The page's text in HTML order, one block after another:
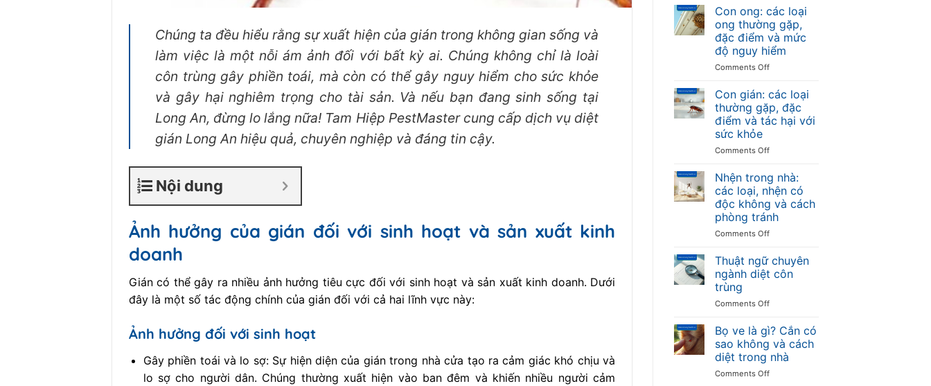
Chúng ta đều hiểu rằng sự xuất hiện của gián trong không gian sống và
làm việc là một nỗi ám ảnh đối với bất kỳ ai. Chúng không chỉ là loài
côn trùng gây phiền toái, mà còn có thể gây nguy hiểm cho sức khỏe
và gây hại nghiêm trọng cho tài sản. Và nếu bạn đang sinh sống tại
Long An, đừng lo lắng nữa! Tam Hiệp PestMaster cung cấp dịch vụ diệt
gián Long An hiệu quả, chuyên nghiệp và đáng tin cậy.
Nội dung
Ảnh hưởng của gián đối với sinh hoạt và sản xuất kinh
doanh
Gián có thể gây ra nhiều ảnh hưởng tiêu cực đối với sinh hoạt và sản xuất kinh doanh. Dưới
đây là một số tác động chính của gián đối với cả hai lĩnh vực này:
Ảnh hưởng đối với sinh hoạt
Gây phiền toái và lo sợ: Sự hiện diện của gián trong nhà cửa tạo ra cảm giác khó chịu và
lo sợ cho người dân. Chúng thường xuất hiện vào ban đêm và khiến nhiều người cảm
chuẩn
quốc
tế
tại
Việt
Nam
muỗi:
vòng
đời,
các
loại
muỗi
bệnh
và
cách
phòng
Con ong: các loại
ong thường gặp,
đặc điểm và mức
độ nguy hiểm
Comments Offon
ong:
các
loại
ong
gặp,
điểm
và
mức
độ
nguy
hiểm
Con gián: các loại
thường gặp, đặc
điểm và tác hại với
sức khỏe
Comments Offon
gián:
các
loại
thường
gặp,
đặc
tác
hại
sức
Nhện trong nhà:
các loại, nhện có
độc không và cách
phòng tránh
Comments Offon
trong
nhà:
các
nhện
độc
không
và
cách
phòng
Thuật ngữ chuyên
ngành diệt côn
trùng
Comments Offon
ngữ
chuyên
ngành
diệt
côn
Bọ ve là gì? Cắn có
sao không và cách
diệt trong nhà
Comments Offon